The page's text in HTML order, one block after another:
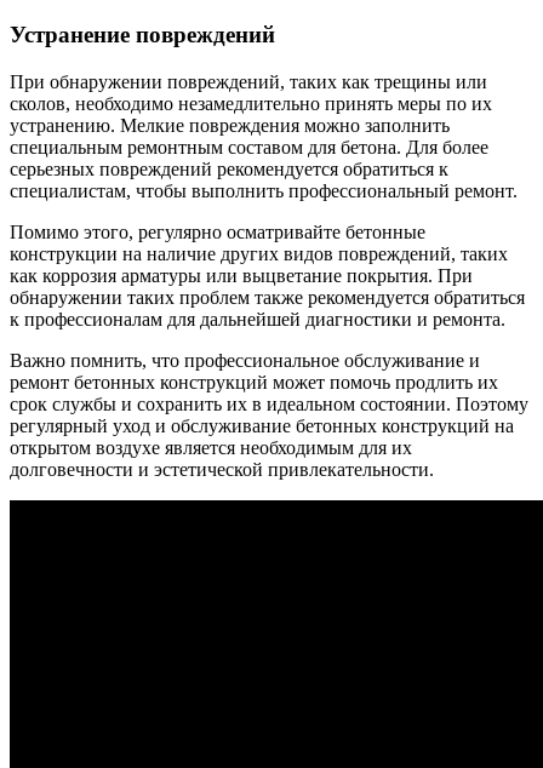
Устранение повреждений
При обнаружении повреждений, таких как трещины или
сколов, необходимо незамедлительно принять меры по их
устранению. Мелкие повреждения можно заполнить
специальным ремонтным составом для бетона. Для более
серьезных повреждений рекомендуется обратиться к
специалистам, чтобы выполнить профессиональный ремонт.
Помимо этого, регулярно осматривайте бетонные
конструкции на наличие других видов повреждений, таких
как коррозия арматуры или выцветание покрытия. При
обнаружении таких проблем также рекомендуется обратиться
к профессионалам для дальнейшей диагностики и ремонта.
Важно помнить, что профессиональное обслуживание и
ремонт бетонных конструкций может помочь продлить их
срок службы и сохранить их в идеальном состоянии. Поэтому
регулярный уход и обслуживание бетонных конструкций на
открытом воздухе является необходимым для их
долговечности и эстетической привлекательности.